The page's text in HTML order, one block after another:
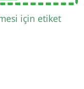
için etiket